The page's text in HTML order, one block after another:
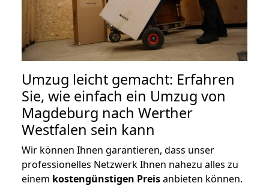
Umzug leicht gemacht: Erfahren
Sie, wie einfach ein Umzug von
Magdeburg nach Werther
Westfalen sein kann
Wir können Ihnen garantieren, dass unser
professionelles Netzwerk Ihnen nahezu alles zu
einem kostengünstigen Preisanbieten können.